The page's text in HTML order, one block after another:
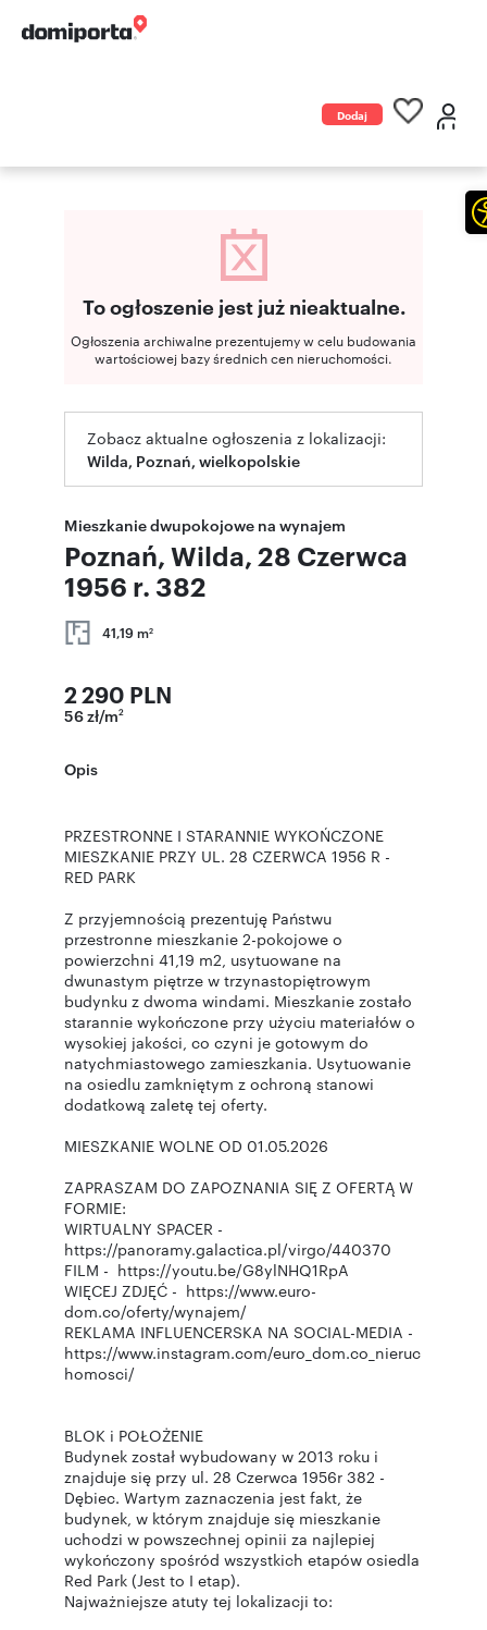
Dodaj
To ogłoszenie jest już nieaktualne.
Ogłoszenia archiwalne prezentujemy w celu budowania
wartościowej bazy średnich cen nieruchomości.
Zobacz aktualne ogłoszenia z lokalizacji:
Wilda, Poznań, wielkopolskie
Mieszkanie dwupokojowe na wynajem
Poznań, Wilda, 28 Czerwca
1956 r. 382
41,19 m2
2 290 PLN
56 zł/m2
Opis
PRZESTRONNE I STARANNIE WYKOŃCZONE
MIESZKANIE PRZY UL. 28 CZERWCA 1956 R -
RED PARK
Z przyjemnością prezentuję Państwu
przestronne mieszkanie 2-pokojowe o
powierzchni 41,19 m2, usytuowane na
dwunastym piętrze w trzynastopiętrowym
budynku z dwoma windami. Mieszkanie zostało
starannie wykończone przy użyciu materiałów o
wysokiej jakości, co czyni je gotowym do
natychmiastowego zamieszkania. Usytuowanie
na osiedlu zamkniętym z ochroną stanowi
dodatkową zaletę tej oferty.
MIESZKANIE WOLNE OD 01.05.2026
ZAPRASZAM DO ZAPOZNANIA SIĘ Z OFERTĄ W
FORMIE:
WIRTUALNY SPACER -
https://panoramy.galactica.pl/virgo/440370
FILM - https://youtu.be/G8ylNHQ1RpA
WIĘCEJ ZDJĘĆ - https://www.euro-
dom.co/oferty/wynajem/
REKLAMA INFLUENCERSKA NA SOCIAL-MEDIA -
https://www.instagram.com/euro_dom.co_nieruc
homosci/
BLOK i POŁOŻENIE
Budynek został wybudowany w 2013 roku i
znajduje się przy ul. 28 Czerwca 1956r 382 -
Dębiec. Wartym zaznaczenia jest fakt, że
budynek, w którym znajduje się mieszkanie
uchodzi w powszechnej opinii za najlepiej
wykończony spośród wszystkich etapów osiedla
Red Park (Jest to I etap).
Najważniejsze atuty tej lokalizacji to: